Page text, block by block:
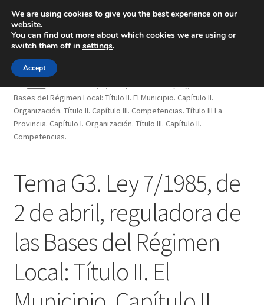
Inicio
Blog
Bases del Régimen Local: Título II. El Municipio. Capítulo II.
Organización. Título II. Capítulo III. Competencias. Título III La
Provincia. Capítulo I. Organización. Título III. Capítulo II.
Competencias.
Tema G3. Ley 7/1985, de
2 de abril, reguladora de
las Bases del Régimen
Local: Título II. El
We are using cookies to give you the best experience on our
website.
You can find out more about which cookies we are using or
switch them off in settings.
Accept